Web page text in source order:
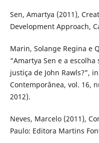
Sen, Amartya (2011),
Development Approach,
Marin, Solange Regina e
“Amartya Sen e a
justiça de John Rawls?”,
Contemporânea, vol. 16,
2012).
Neves, Marcelo (2011),
Paulo: Editora Martins